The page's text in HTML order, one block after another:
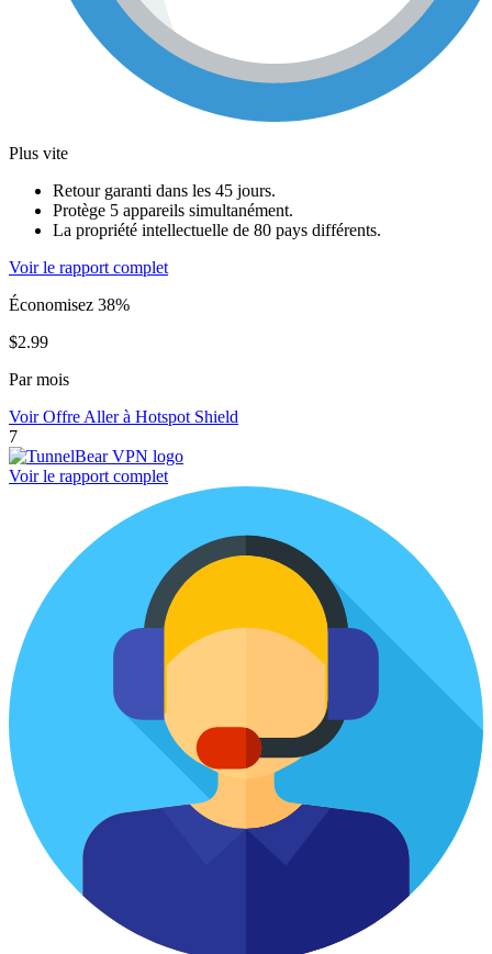
Plus vite
Retour garanti dans les 45 jours.
Protège 5 appareils simultanément.
La propriété intellectuelle de 80 pays différents.
Voir le rapport complet
Économisez 38%
$2.99
Par mois
Voir Offre Aller à Hotspot Shield
7
Voir le rapport complet